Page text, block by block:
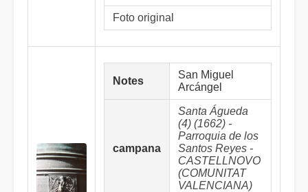
Foto original
Notes
San Miguel
Arcángel
campana
Santa Águeda
(4) (1662) -
Parroquia de los
Santos Reyes -
CASTELLNOVO
(COMUNITAT
VALENCIANA)